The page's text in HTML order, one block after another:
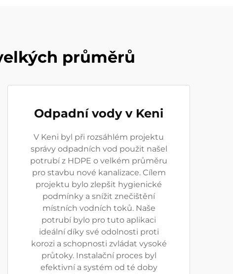
průměrů
Odpadní vody v Keni
V Keni byl při rozsáhlém projektu
správy odpadních vod použit našel
potrubí z HDPE o velkém průměru
pro stavbu nové kanalizace. Cílem
projektu bylo zlepšit hygienické
podmínky a snížit znečištění
místních vodních toků. Naše
potrubí bylo pro tuto aplikaci
ideální díky své odolnosti proti
korozi a schopnosti zvládat vysoké
průtoky. Instalační proces byl
efektivní a systém od té doby